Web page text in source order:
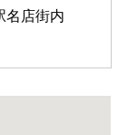
名店街内